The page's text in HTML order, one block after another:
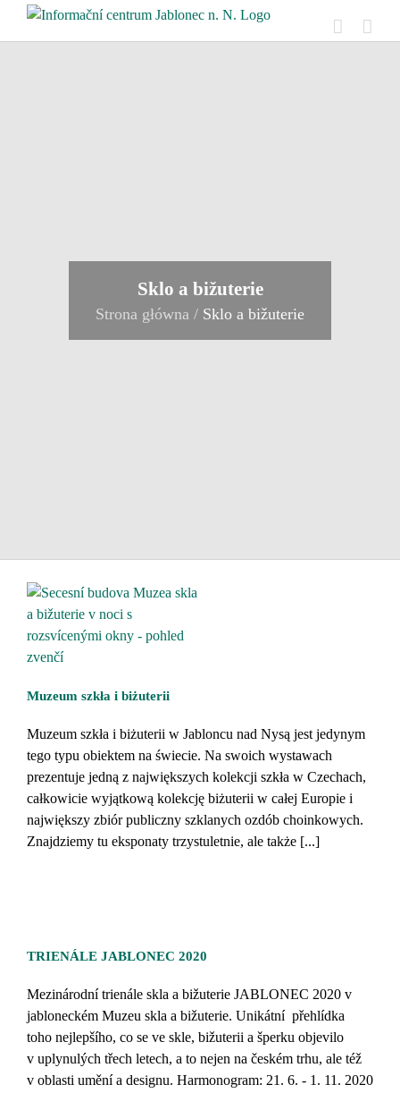
Sklo a bižuterie
Strona główna / Sklo a bižuterie
Muzeum szkła i biżuterii
Muzeum szkła i biżuterii w Jabloncu nad Nysą jest jedynym
tego typu obiektem na świecie. Na swoich wystawach
prezentuje jedną z największych kolekcji szkła w Czechach,
całkowicie wyjątkową kolekcję biżuterii w całej Europie i
największy zbiór publiczny szklanych ozdób choinkowych.
Znajdziemy tu eksponaty trzystuletnie, ale także [...]
TRIENÁLE JABLONEC 2020
Mezinárodní trienále skla a bižuterie JABLONEC 2020 v
jabloneckém Muzeu skla a bižuterie. Unikátní přehlídka
toho nejlepšího, co se ve skle, bižuterii a šperku objevilo
v uplynulých třech letech, a to nejen na českém trhu, ale též
v oblasti umění a designu. Harmonogram: 21. 6. - 1. 11. 2020